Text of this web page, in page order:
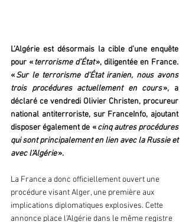
L’Algérie est désormais la cible d’une enquête
pour « terrorisme d’État », diligentée en France.
« Sur le terrorisme d'État iranien, nous avons
trois procédures actuellement en cours », a
déclaré ce vendredi Olivier Christen, procureur
national antiterroriste, sur FranceInfo, ajoutant
disposer également de « cinq autres procédures
qui sont principalement en lien avec la Russie et
avec l'Algérie ».
La France a donc officiellement ouvert une
procédure visant Alger, une première aux
implications diplomatiques explosives. Cette
annonce place l’Algérie dans le même registre